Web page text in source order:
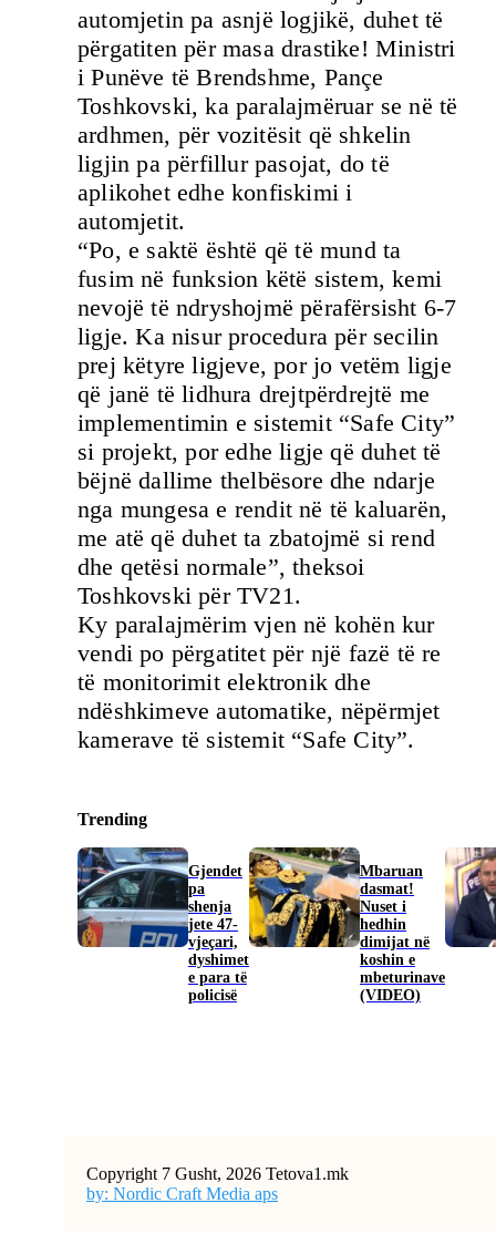
automjetin pa asnjë logjikë, duhet të
përgatiten për masa drastike! Ministri
i Punëve të Brendshme, Pançe
Toshkovski, ka paralajmëruar se në të
ardhmen, për vozitësit që shkelin
ligjin pa përfillur pasojat, do të
aplikohet edhe konfiskimi i
automjetit.
“Po, e saktë është që të mund ta
fusim në funksion këtë sistem, kemi
nevojë të ndryshojmë përafërsisht 6-7
ligje. Ka nisur procedura për secilin
prej këtyre ligjeve, por jo vetëm ligje
që janë të lidhura drejtpërdrejtë me
implementimin e sistemit “Safe City”
si projekt, por edhe ligje që duhet të
bëjnë dallime thelbësore dhe ndarje
nga mungesa e rendit në të kaluarën,
me atë që duhet ta zbatojmë si rend
dhe qetësi normale”, theksoi
Toshkovski për TV21.
Ky paralajmërim vjen në kohën kur
vendi po përgatitet për një fazë të re
të monitorimit elektronik dhe
ndëshkimeve automatike, nëpërmjet
kamerave të sistemit “Safe City”.
Trending
Gjendet
pa
shenja
jete 47-
vjeçari,
dyshimet
e para të
policisë
Mbaruan
dasmat!
Nuset i
hedhin
dimijat në
koshin e
mbeturinave
(VIDEO)
Copyright 7 Gusht, 2026 Tetova1.mk
by: Nordic Craft Media aps